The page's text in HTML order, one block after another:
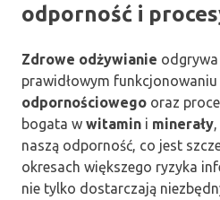
odporność i
Zdrowe odżywianie
prawidłowym funkcjonowaniu
odpornościowego oraz
bogata w witamin i minerały
naszą odporność, co jest
okresach większego ryzyka
nie tylko dostarczają